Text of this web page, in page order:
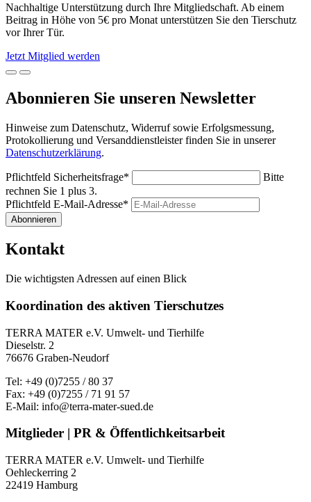
Nachhaltige Unterstützung durch Ihre Mitgliedschaft. Ab einem
Beitrag in Höhe von 5€ pro Monat unterstützen Sie den Tierschutz
vor Ihrer Tür.
Jetzt Mitglied werden
Abonnieren Sie unseren Newsletter
Hinweise zum Datenschutz, Widerruf sowie Erfolgsmessung,
Protokollierung und Versanddienstleister finden Sie in unserer
Datenschutzerklärung.
Pflichtfeld Sicherheitsfrage*
Bitte
rechnen Sie 1 plus 3.
Pflichtfeld E-Mail-Adresse*
Abonnieren
Kontakt
Die wichtigsten Adressen auf einen Blick
Koordination des aktiven Tierschutzes
TERRA MATER e.V. Umwelt- und Tierhilfe
Dieselstr. 2
76676 Graben-Neudorf
Tel: +49 (0)7255 / 80 37
Fax: +49 (0)7255 / 71 91 57
E-Mail: info@terra-mater-sued.de
Mitglieder | PR & Öffentlichkeitsarbeit
TERRA MATER e.V. Umwelt- und Tierhilfe
Oehleckerring 2
22419 Hamburg